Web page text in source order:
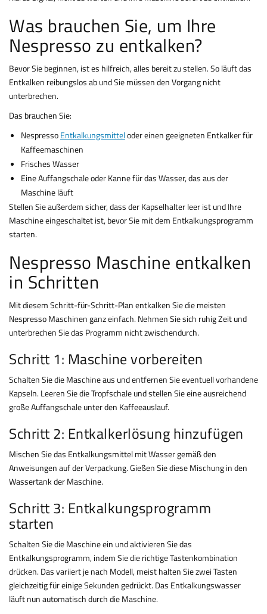
Was brauchen Sie, um Ihre
Nespresso zu entkalken?
Bevor Sie beginnen, ist es hilfreich, alles bereit zu stellen. So läuft das
Entkalken reibungslos ab und Sie müssen den Vorgang nicht
unterbrechen.
Das brauchen Sie:
NespressoEntkalkungsmitteloder einen geeigneten Entkalker für
Kaffeemaschinen
Frisches Wasser
Eine Auffangschale oder Kanne für das Wasser, das aus der
Maschine läuft
Stellen Sie außerdem sicher, dass der Kapselhalter leer ist und Ihre
Maschine eingeschaltet ist, bevor Sie mit dem Entkalkungsprogramm
starten.
Nespresso Maschine entkalken
in Schritten
Mit diesem Schritt-für-Schritt-Plan entkalken Sie die meisten
Nespresso Maschinen ganz einfach. Nehmen Sie sich ruhig Zeit und
unterbrechen Sie das Programm nicht zwischendurch.
Schritt 1: Maschine vorbereiten
Schalten Sie die Maschine aus und entfernen Sie eventuell vorhandene
Kapseln. Leeren Sie die Tropfschale und stellen Sie eine ausreichend
große Auffangschale unter den Kaffeeauslauf.
Schritt 2: Entkalkerlösung hinzufügen
Mischen Sie das Entkalkungsmittel mit Wasser gemäß den
Anweisungen auf der Verpackung. Gießen Sie diese Mischung in den
Wassertank der Maschine.
Schritt 3: Entkalkungsprogramm
starten
Schalten Sie die Maschine ein und aktivieren Sie das
Entkalkungsprogramm, indem Sie die richtige Tastenkombination
drücken. Das variiert je nach Modell, meist halten Sie zwei Tasten
gleichzeitig für einige Sekunden gedrückt. Das Entkalkungswasser
läuft nun automatisch durch die Maschine.